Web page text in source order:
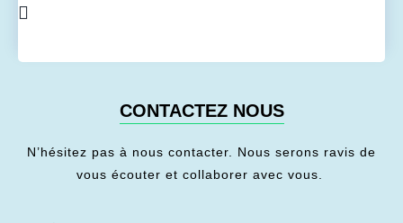
CONTACTEZ NOUS
N’hésitez pas à nous contacter. Nous serons ravis de
vous écouter et collaborer avec vous.